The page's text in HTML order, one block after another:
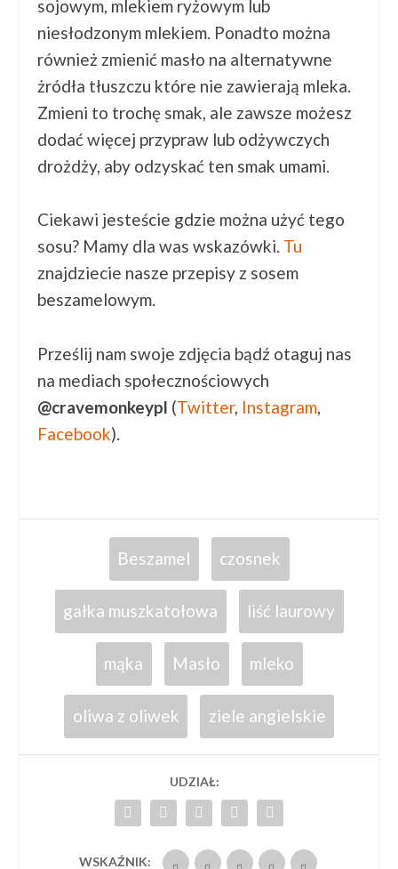
sojowym, mlekiem ryżowym lub
niesłodzonym mlekiem. Ponadto można
również zmienić masło na alternatywne
żródła tłuszczu które nie zawierają mleka.
Zmieni to trochę smak, ale zawsze możesz
dodać więcej przypraw lub odżywczych
drożdży, aby odzyskać ten smak umami.
Ciekawi jesteście gdzie można użyć tego
sosu? Mamy dla was wskazówki. Tu
znajdziecie nasze przepisy z sosem
beszamelowym.
Prześlij nam swoje zdjęcia bądź otaguj nas
na mediach społecznościowych
@cravemonkeypl (Twitter, Instagram,
Facebook).
Beszamel czosnek
gałka muszkatołowa liść laurowy
mąka Masło mleko
oliwa z oliwek ziele angielskie
UDZIAŁ:
WSKAŹNIK: